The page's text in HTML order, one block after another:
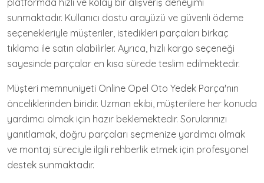
platformda hızlı ve kolay bir alışveriş deneyimi
sunmaktadır. Kullanıcı dostu arayüzü ve güvenli ödeme
seçenekleriyle müşteriler, istedikleri parçaları birkaç
tıklama ile satın alabilirler. Ayrıca, hızlı kargo seçeneği
sayesinde parçalar en kısa sürede teslim edilmektedir.
Müşteri memnuniyeti Online Opel Oto Yedek Parça'nın
önceliklerinden biridir. Uzman ekibi, müşterilere her konuda
yardımcı olmak için hazır beklemektedir. Sorularınızı
yanıtlamak, doğru parçaları seçmenize yardımcı olmak
ve montaj süreciyle ilgili rehberlik etmek için profesyonel
destek sunmaktadır.